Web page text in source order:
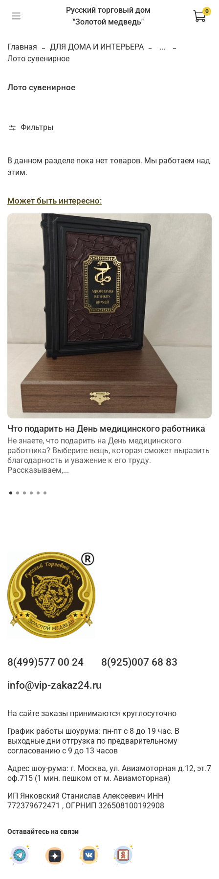
Русский торговый дом
"Золотой медведь"
0
Главная ДЛЯ ДОМА И ИНТЕРЬЕРА
...
Лото сувенирное
Лото сувенирное
Фильтры
В данном разделе пока нет товаров. Мы работаем над
этим.
Может быть интересно:
Что подарить на День медицинского работника
Не знаете, что подарить на День медицинского
работника? Выберите вещь, которая сможет выразить
благодарность и уважение к его труду.
Рассказываем,...
8(499)577 00 24
8(925)007 68 83
info@vip-zakaz24.ru
На сайте заказы принимаются круглосуточно
График работы шоурума: пн-пт с 8 до 19 час. В
выходные дни отгрузка по предварительному
согласованию с 9 до 13 часов
Адрес шоу-рума: г. Москва, ул. Авиамоторная д.12, эт.7
оф.715 (1 мин. пешком от м. Авиамоторная)
ИП Янковский Станислав Алексеевич ИНН
772379672471 , ОГРНИП 326508100192908
Оставайтесь на связи